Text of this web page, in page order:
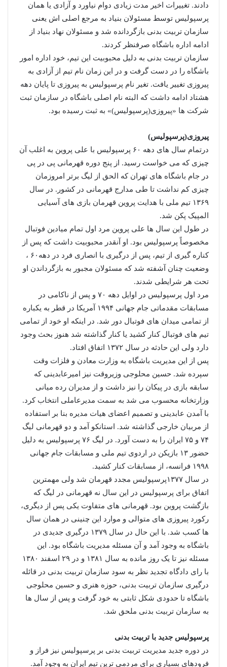
دادند. تغییرات اخیر مدت زیادی دوام نیاورد و آزادی یا همان
پرسپولیس توسط مسئولان بنیاد به مرجع اصلی اش یعنی
سازمان تربیت بدنی بازگردانده شد و مسئولان نهاد بنیاد از
ادامه اداره باشگاه صرفنظر کردند.
سازمان تربیت بدنی به دلیل محبوبیت این تیم، خود اداره امور
باشگاه را در دست گرفت و در این زمان نام تیم از آزادی به
پیروزی تغییر یافت. تغیر نام پرسپولیس به پیروزی تا پایان دهه
هشتاد ادامه داشت که البته نام اصلی باشگاه در سازمان ثبت
شرکت ها «پیروزی(پرسپولیس)» به ثبت رسیده بود.
پیروزی(پرسپولیس)
درتمام سال های دهه ۶۰ پرسپولیس با علی پروین به اغلب آن
چیزی که می خواست رسید. از پنج دوره قهرمانی پی در پی
در جام باشگاه های تهران که الحق از لیگ برتر امروزمان
چیزی کم نداشت تا طی مدارج قهرمانی در کشور. در سال
۱۳۶۹ تیم ملی با هدایت پروین قهرمان بازی های آسیایی
المپیک پکن شد.
در طول این سال ها علی پروین مرد اول تمام میادین فوتبال
مخصوصاً پرسپولیس بود. او آنقدر محبوبیت داشت که پس از
کناره گیری از تیم، پس از درگیری با انصاری فرد در دهه۶۰ ،
وضعیت چنان آشفته شد که مسئولان مجبور به بازگرداندن او
تحت هر شرایطی شدند.
مرد اول پرسپولیس در اوایل دهه ۷۰ و پس از ناکامی در
مسابقات مقدماتی جام جهانی ۱۹۹۴ آمریکا در قطر به یکباره
از تمامی میدان های فوتبال دور شد. در اینکه او خود از تمامی
تیم های فوتبال کنار کشید یا کنار گذاشته شد هنوز بحث وجود
دارد ولی این حادثه در سال ۱۳۷۲ اتفاق افتاد.
پس از این مدیریت باشگاه به وزارت معادن و فلزات وقت
سپرده شد. حسین محلوجی وزیروقت نیز امیرعابدینی که
سابقه بازی در پیکان را نیز داشت و از مدیران رده میانی
وزارتخانه محسوب می شد به سمت مدیرعاملی انتخاب کرد.
با آمدن عابدینی و تصمیم اعضای هیات مدیره بنا بر استفاده
از مربیان خارجی گذاشته شد. استانکو آمد و دو قهرمانی لیگ
۷۴ و ۷۵ ایران را به دست آورد. در لیگ ۷۶ پرسپولیس به دلیل
حضور ۱۳ بازیکن در اردوی تیم ملی و مسابقات جام جهانی
۱۹۹۸ فرانسه، از مسابقات کنار کشید.
در سال ۱۳۷۷پرسپولیس مجدد قهرمان شد ولی مهمترین
اتفاق برای پرسپولیس در این سال نه قهرمانی در لیگ که
بازگشت پروین بود. قهرمانی های متفاوت یکی پس از دیگری،
رکورد پیروزی های متوالی و موارد این چنینی در همان سال
ها کسب شد. با این حال در سال ۱۳۷۹ درگیری جدیدی در
باشگاه به وجود آمد و آن مسئله مدیریت باشگاه بود. این
مسئله نیز تا یک روز مانده به سال ۱۳۸۱ و در ۲۹ اسفند ۱۳۸۰
با رای دادگاه تجدید نظر به سود سازمان تربیت بدنی در قائله
درگیری سازمان تربیت بدنی، حوزه هنری و حسین محلوجی
باشگاه تا حدودی شکل ثابتی به خود گرفت و پس از سال ها
به سازمان تربیت بدنی ملحق شد.
پرسپولیس جدید با تربیت بدنی
در دوره جدید مدیریت تربیت بدنی بر پرسپولیس نیز فراز و
فرودهای بسیاری برای مردمی ترین تیم ایران به وجود آمد.